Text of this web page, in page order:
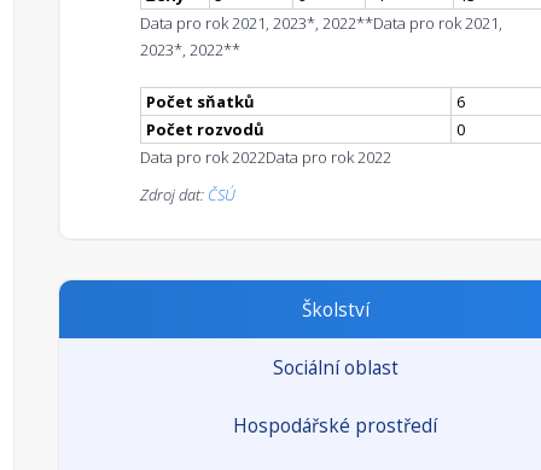
Data pro rok 2021, 2023*, 2022**Data pro rok 2021,
2023*, 2022**
Počet sňatků
6
Počet rozvodů
0
Data pro rok 2022Data pro rok 2022
Zdroj dat: ČSÚ
Školství
Sociální oblast
Hospodářské prostředí